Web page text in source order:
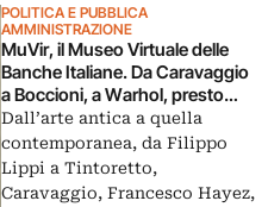
POLITICA E PUBBLICA
AMMINISTRAZIONE
MuVir, il Museo Virtuale delle
Banche Italiane. Da Caravaggio
a Boccioni, a Warhol, presto
online il “catalogo” in 3D delle
collezioni d’arte bancarie
Dall’arte antica a quella
contemporanea, da Filippo
Lippi a Tintoretto,
Caravaggio, Francesco Hayez,